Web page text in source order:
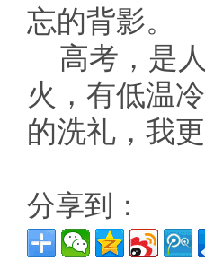
忘的背影。
高考，是
火，有低温
的洗礼，我
分享到：